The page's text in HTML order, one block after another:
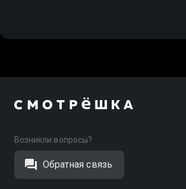
Возникли вопросы?
Обратная связь